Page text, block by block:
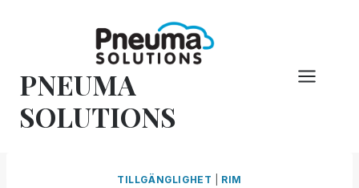
PNEUMA
SOLUTIONS
TILLGÄNGLIGHET RIM